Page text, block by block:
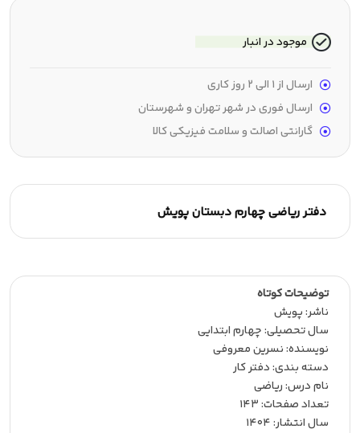
دفتر ریاضی چهارم دبستان پویش
توضیحات کوتاه
ناشر:‌ پویش
سال تحصیلی:‌ چهارم ابتدایی
نویسنده:‌ نسرین معروفی
دسته بندی: دفتر کار
نام درس: ریاضی
تعداد صفحات:‌ 143
سال انتشار:‌ 1404
موجود در انبار
ارسال از 1 الی 2 روز کاری
ارسال فوری در شهر تهران و شهرستان
گارانتی اصالت و سلامت فیزیکی کالا